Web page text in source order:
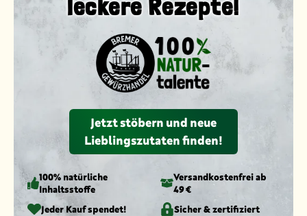
leckere Rezepte!
Jetzt stöbern und neue
Lieblingszutaten finden!
100% natürliche
Inhaltsstoffe
Versandkosten­frei ab
49 €
Jeder Kauf spendet!
Sicher & zertifiziert